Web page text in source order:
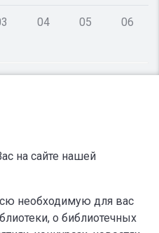
04 05 06
на сайте нашей
необходимую для вас
о библиотечных